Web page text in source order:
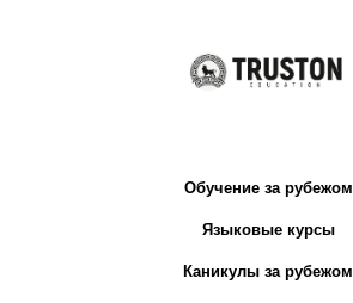
Обучение за рубежом
Языковые курсы
Каникулы за рубежом